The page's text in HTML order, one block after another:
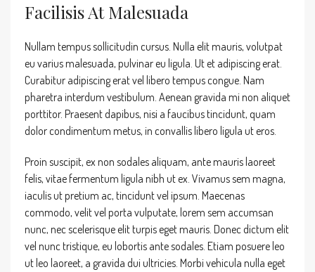
Facilisis At Malesuada
Nullam tempus sollicitudin cursus. Nulla elit mauris, volutpat
eu varius malesuada, pulvinar eu ligula. Ut et adipiscing erat.
Curabitur adipiscing erat vel libero tempus congue. Nam
pharetra interdum vestibulum. Aenean gravida mi non aliquet
porttitor. Praesent dapibus, nisi a faucibus tincidunt, quam
dolor condimentum metus, in convallis libero ligula ut eros.
Proin suscipit, ex non sodales aliquam, ante mauris laoreet
felis, vitae fermentum ligula nibh ut ex. Vivamus sem magna,
iaculis ut pretium ac, tincidunt vel ipsum. Maecenas
commodo, velit vel porta vulputate, lorem sem accumsan
nunc, nec scelerisque elit turpis eget mauris. Donec dictum elit
vel nunc tristique, eu lobortis ante sodales. Etiam posuere leo
ut leo laoreet, a gravida dui ultricies. Morbi vehicula nulla eget